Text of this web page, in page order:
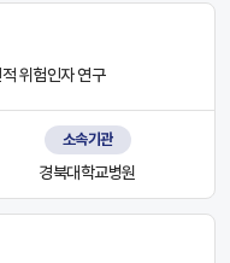
위험인자 연구
소속기관
경북대학교병원